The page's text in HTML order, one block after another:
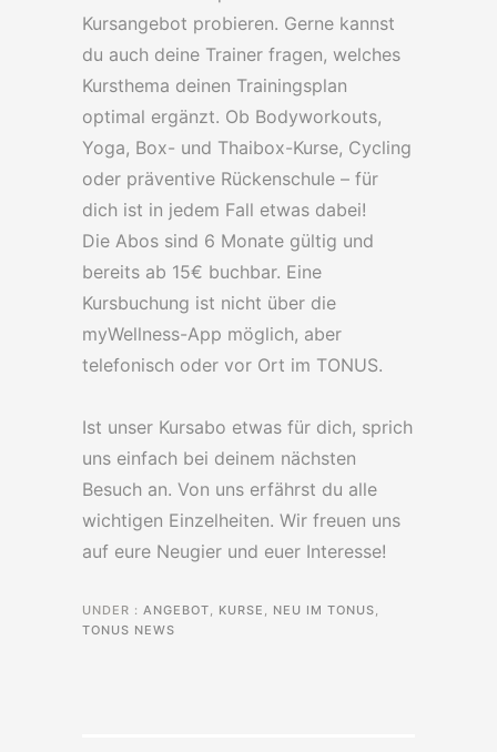
Kursangebot probieren. Gerne kannst
du auch deine Trainer fragen, welches
Kursthema deinen Trainingsplan
optimal ergänzt. Ob Bodyworkouts,
Yoga, Box- und Thaibox-Kurse, Cycling
oder präventive Rückenschule – für
dich ist in jedem Fall etwas dabei!
Die Abos sind 6 Monate gültig und
bereits ab 15€ buchbar. Eine
Kursbuchung ist nicht über die
myWellness-App möglich, aber
telefonisch oder vor Ort im TONUS.
Ist unser Kursabo etwas für dich, sprich
uns einfach bei deinem nächsten
Besuch an. Von uns erfährst du alle
wichtigen Einzelheiten. Wir freuen uns
auf eure Neugier und euer Interesse!
UNDER : ANGEBOT, KURSE , NEU IM TONUS,
TONUS NEWS